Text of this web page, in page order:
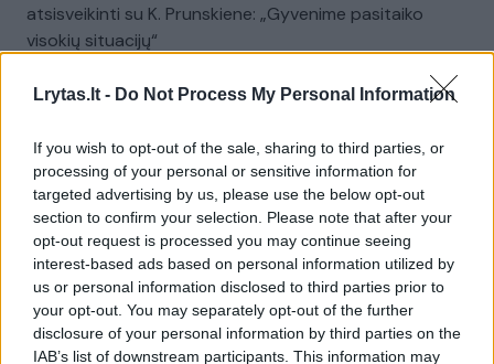
Lrytas.lt - Do Not Process My Personal Information
If you wish to opt-out of the sale, sharing to third parties, or
processing of your personal or sensitive information for
targeted advertising by us, please use the below opt-out
section to confirm your selection. Please note that after your
opt-out request is processed you may continue seeing
interest-based ads based on personal information utilized by
us or personal information disclosed to third parties prior to
your opt-out. You may separately opt-out of the further
disclosure of your personal information by third parties on the
IAB’s list of downstream participants. This information may
atsisveikinti su K. Prunskiene: „Gyvenime pasitaiko
visokių situacijų“
Visi įrašai
Žiūrimiausi įrašai
00:00:49
Pateikė daugiau detalių apie iš tėvų paimtus šešis